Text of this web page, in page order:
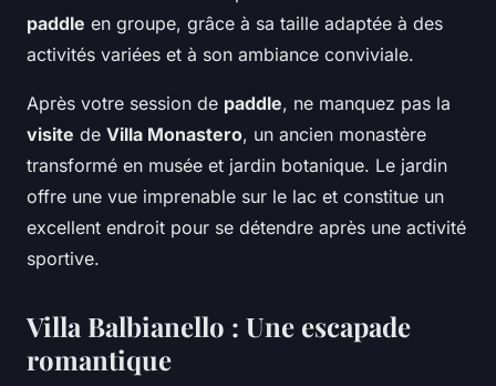
paddle en groupe, grâce à sa taille adaptée à des
activités variées et à son ambiance conviviale.
Après votre session de paddle, ne manquez pas la
visite de Villa Monastero, un ancien monastère
transformé en musée et jardin botanique. Le jardin
offre une vue imprenable sur le lac et constitue un
excellent endroit pour se détendre après une activité
sportive.
Villa Balbianello : Une escapade
romantique